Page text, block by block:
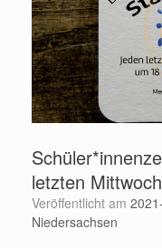
letzten
Veröffentlicht am
Niedersachsen